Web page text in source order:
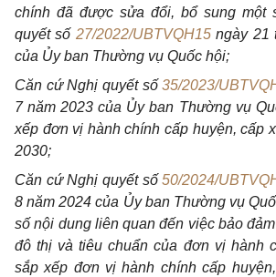
chính đã được sửa đổi, bổ sung một
quyếtsố 27/2022/UBTVQH15ngày 21
của Ủy ban Thường vụ Quốc hội;
Căn cứ Nghị quyết số35/2023/
7 năm 2023 của Ủy ban Thường vụ
xếp đơn vị hành chính cấp huyện, cấp
2030;
Căn cứ Nghị quyết số50/2024/
8 năm 2024 của Ủy ban Thường vụ
số nội dung liên quan đến việc bảo
đô thị và tiêu chuẩn của đơn vị hành
sắp xếp đơn vị hành chính cấp